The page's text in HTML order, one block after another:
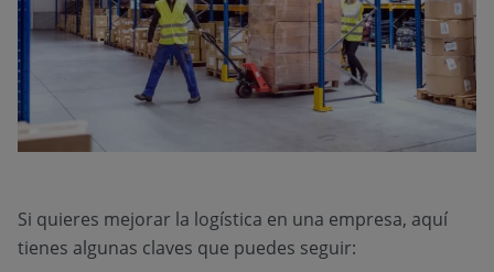
Si quieres mejorar la logística en una empresa, aquí
tienes algunas claves que puedes seguir: